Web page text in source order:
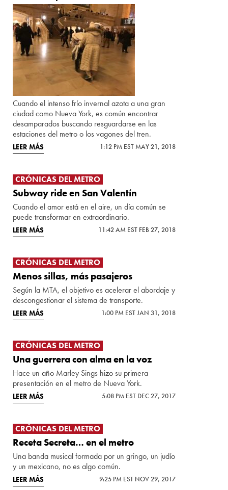
Cuando el intenso frío invernal azota a una gran
ciudad como Nueva York, es común encontrar
desamparados buscando resguardarse en las
estaciones del metro o los vagones del tren.
LEER MÁS 1:12 PM EST MAY 21, 2018
CRÓNICAS DEL METRO
Subway ride en San Valentín
Cuando el amor está en el aire, un día común se
puede transformar en extraordinario.
LEER MÁS 11:42 AM EST FEB 27, 2018
CRÓNICAS DEL METRO
Menos sillas, más pasajeros
Según la MTA, el objetivo es acelerar el abordaje y
descongestionar el sistema de transporte.
LEER MÁS 1:00 PM EST JAN 31, 2018
CRÓNICAS DEL METRO
Una guerrera con alma en la voz
Hace un año Marley Sings hizo su primera
presentación en el metro de Nueva York.
LEER MÁS 5:08 PM EST DEC 27, 2017
CRÓNICAS DEL METRO
Receta Secreta… en el metro
Una banda musical formada por un gringo, un judío
y un mexicano, no es algo común.
LEER MÁS 9:25 PM EST NOV 29, 2017